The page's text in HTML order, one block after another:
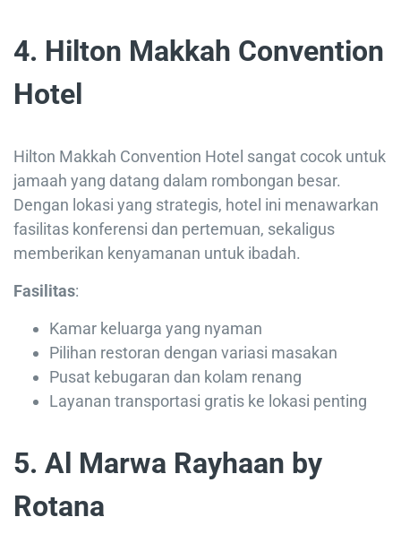
4. Hilton Makkah Convention
Hotel
Hilton Makkah Convention Hotel sangat cocok untuk
jamaah yang datang dalam rombongan besar.
Dengan lokasi yang strategis, hotel ini menawarkan
fasilitas konferensi dan pertemuan, sekaligus
memberikan kenyamanan untuk ibadah.
Fasilitas:
Kamar keluarga yang nyaman
Pilihan restoran dengan variasi masakan
Pusat kebugaran dan kolam renang
Layanan transportasi gratis ke lokasi penting
5. Al Marwa Rayhaan by
Rotana